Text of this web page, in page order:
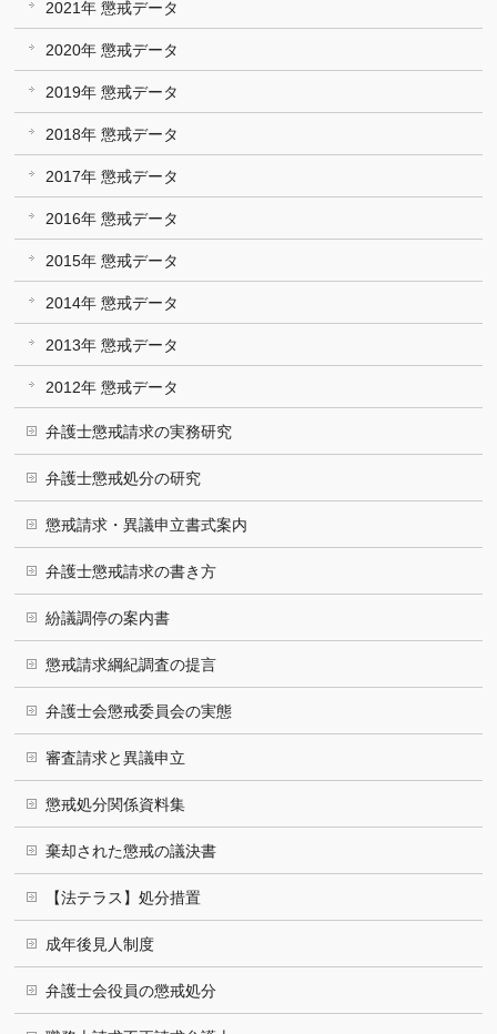
2021年 懲戒データ
2020年 懲戒データ
2019年 懲戒データ
2018年 懲戒データ
2017年 懲戒データ
2016年 懲戒データ
2015年 懲戒データ
2014年 懲戒データ
2013年 懲戒データ
2012年 懲戒データ
弁護士懲戒請求の実務研究
弁護士懲戒処分の研究
懲戒請求・異議申立書式案内
弁護士懲戒請求の書き方
紛議調停の案内書
懲戒請求綱紀調査の提言
弁護士会懲戒委員会の実態
審査請求と異議申立
懲戒処分関係資料集
棄却された懲戒の議決書
【法テラス】処分措置
成年後見人制度
弁護士会役員の懲戒処分